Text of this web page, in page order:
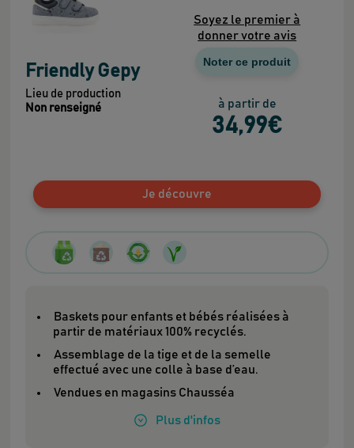
Soyez le premier à
donner votre avis
Noter ce produit
à partir de
34,99€
Friendly Gepy
Lieu de production
Non renseigné
Je découvre
Baskets pour enfants et bébés réalisées à
partir de matériaux 100% recyclés.
Assemblage de la tige et de la semelle
effectué avec une colle à base d’eau.
Vendues en magasins Chausséa
Plus d'infos